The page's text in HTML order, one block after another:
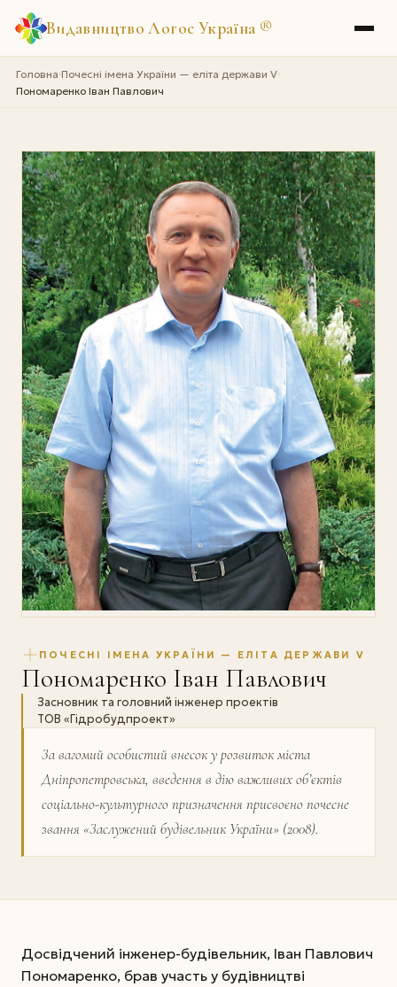
Видавництво Логос Україна ®
Головна›Почесні імена України — еліта держави V›
Пономаренко Іван Павлович
ПОЧЕСНІ ІМЕНА УКРАЇНИ — ЕЛІТА ДЕРЖАВИ V
Пономаренко Іван Павлович
Засновник та головний інженер проектів
ТОВ «Гідробудпроект»
За вагомий особистий внесок у розвиток міста
Дніпропетровська, введення в дію важливих об’єктів
соціально-культурного призначення присвоєно почесне
звання «Заслужений будівельник України» (2008).
Досвідчений інженер-будівельник, Іван Пав­­лович
Пономаренко, брав участь у будівництві